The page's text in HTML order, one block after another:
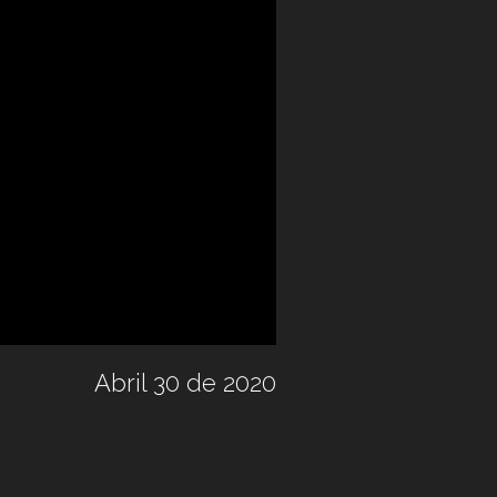
Abril 30 de 2020